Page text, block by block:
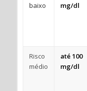
baixo
mg/dl
Risco
médio
até 100
mg/dl